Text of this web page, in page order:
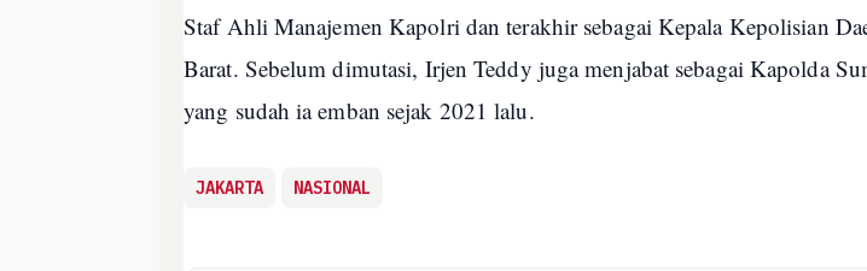
Staf Ahli Manajemen Kapolri dan terakhir sebagai Kepala Kepolisian
Barat. Sebelum dimutasi, Irjen Teddy juga menjabat sebagai Kapolda
yang sudah ia emban sejak 2021 lalu.
JAKARTA NASIONAL